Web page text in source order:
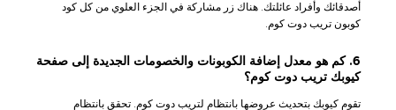
أصدقائك وأفراد عائلتك. هناك زر مشاركة في الجزء العلوي من كل كود
كوبون تريب دوت كوم.
6. كم هو معدل إضافة الكوبونات والخصومات الجديدة إلى صفحة
كيوبك تريب دوت كوم؟
تقوم كيوبك بتحديث عروضها بانتظام لتريب دوت كوم. تحقق بانتظام